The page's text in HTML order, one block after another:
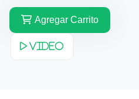
Agregar Carrito
Video